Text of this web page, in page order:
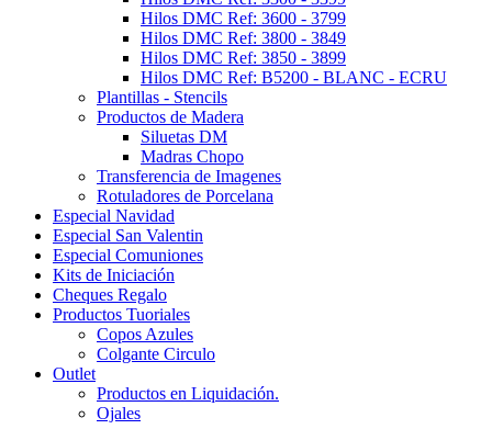
Hilos DMC Ref: 3600 - 3799
Hilos DMC Ref: 3800 - 3849
Hilos DMC Ref: 3850 - 3899
Hilos DMC Ref: B5200 - BLANC - ECRU
Plantillas - Stencils
Productos de Madera
Siluetas DM
Madras Chopo
Transferencia de Imagenes
Rotuladores de Porcelana
Especial Navidad
Especial San Valentin
Especial Comuniones
Kits de Iniciación
Cheques Regalo
Productos Tuoriales
Copos Azules
Colgante Circulo
Outlet
Productos en Liquidación.
Ojales